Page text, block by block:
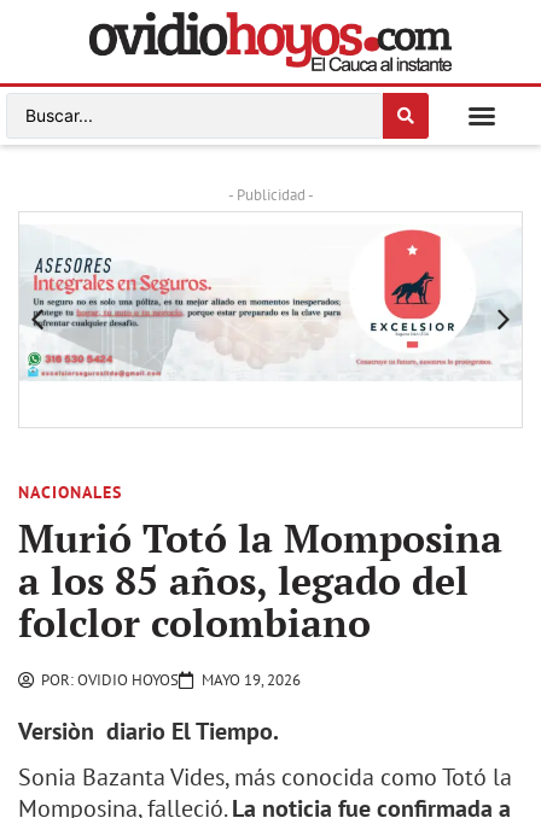
- Publicidad -
NACIONALES
Murió Totó la Momposina
a los 85 años, legado del
folclor colombiano
POR:OVIDIO HOYOS MAYO 19, 2026
Versiòn diario El Tiempo.
Sonia Bazanta Vides, más conocida como Totó la
Momposina, falleció.La noticia fue confirmada a